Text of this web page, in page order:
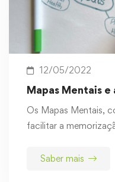
12/05/2022
Mapas Mentais e
Os Mapas Mentais,
facilitar a
Saber mais